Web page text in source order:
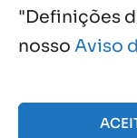
"Definições
nosso Aviso
Agosto, 2026